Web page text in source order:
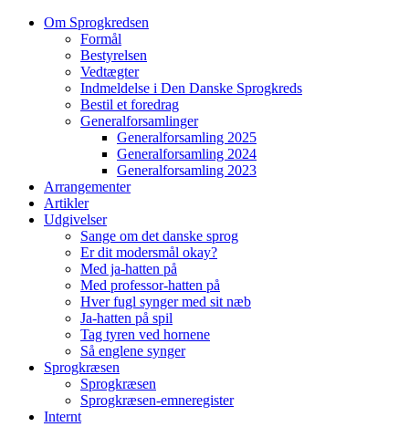
Om Sprogkredsen
Formål
Bestyrelsen
Vedtægter
Indmeldelse i Den Danske Sprogkreds
Bestil et foredrag
Generalforsamlinger
Generalforsamling 2025
Generalforsamling 2024
Generalforsamling 2023
Arrangementer
Artikler
Udgivelser
Sange om det danske sprog
Er dit modersmål okay?
Med ja-hatten på
Med professor-hatten på
Hver fugl synger med sit næb
Ja-hatten på spil
Tag tyren ved hornene
Så englene synger
Sprogkræsen
Sprogkræsen
Sprogkræsen-emneregister
Internt